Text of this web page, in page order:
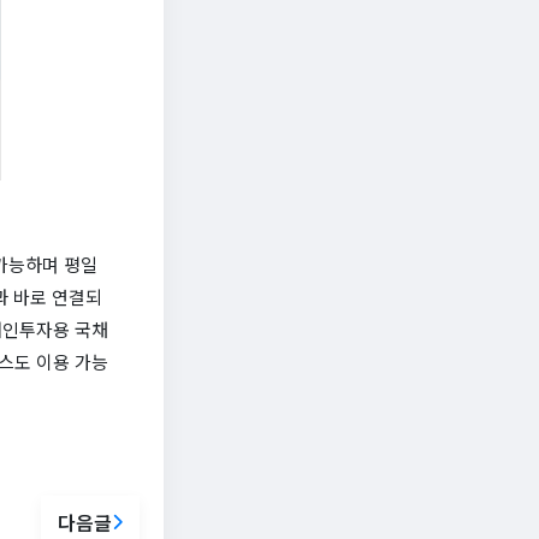
능하며 평일
바로 연결되
투자용 국채
도 이용 가능
다음글